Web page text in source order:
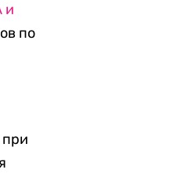
и
по
при